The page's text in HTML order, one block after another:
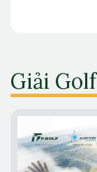
Giải Golf